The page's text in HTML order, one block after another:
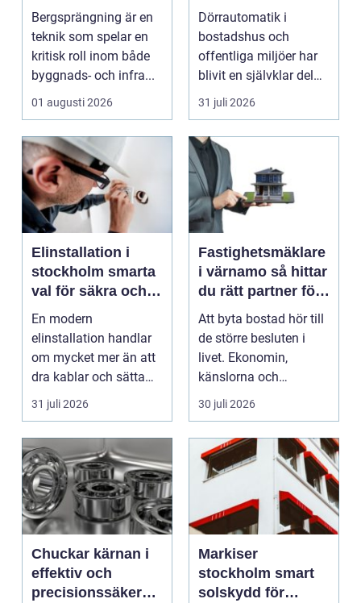
byggprojekt
Bergsprängning är en
teknik som spelar en
kritisk roll inom både
byggnads- och infra...
01 augusti 2026
smidigare och mer
tillgängliga entréer
Dörrautomatik i
bostadshus och
offentliga miljöer har
blivit en självklar del
av en modern
fastighet...
31 juli 2026
Elinstallation i
stockholm smarta
val för säkra och
energieffektiva
fastigheter
En modern
elinstallation handlar
om mycket mer än att
dra kablar och sätta
upp uttag. I
Stockholms s...
31 juli 2026
Fastighetsmäklare
i värnamo så hittar
du rätt partner för
din bostadsaffär
Att byta bostad hör till
de större besluten i
livet. Ekonomin,
känslorna och
vardagen vävs ihop i
en...
30 juli 2026
Chuckar kärnan i
effektiv och
precisionssäker
Markiser
stockholm smart
solskydd för